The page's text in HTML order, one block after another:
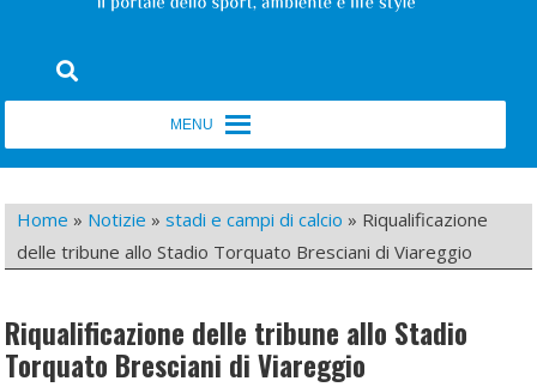
Sport&Impianti
Home » Notizie »stadi e campi di calcio » Riqualificazione
delle tribune allo Stadio Torquato Bresciani di Viareggio
Riqualificazione delle tribune allo Stadio
Torquato Bresciani di Viareggio